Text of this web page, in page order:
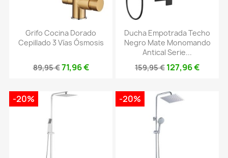
Grifo Cocina Dorado
Cepillado 3 Vías Ósmosis
89,95 €71,96 €
Ducha Empotrada Techo
Negro Mate Monomando
Antical Serie...
159,95 € 127,96 €
-20% -20%